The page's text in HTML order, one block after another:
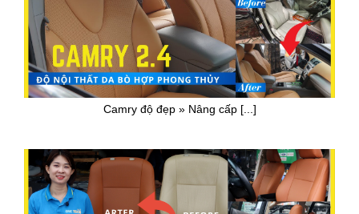
Camry độ đẹp » Nâng cấp [...]